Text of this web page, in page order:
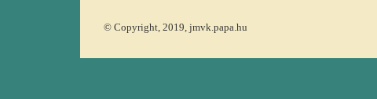
© Copyright, 2019, jmvk.papa.hu